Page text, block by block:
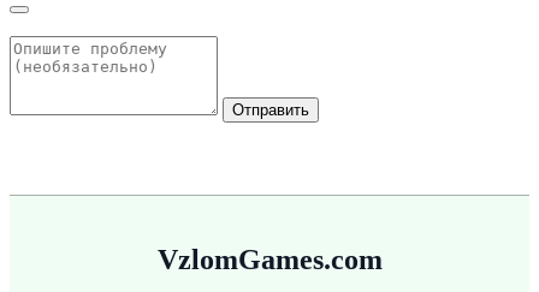
Отправить
VzlomGames.com